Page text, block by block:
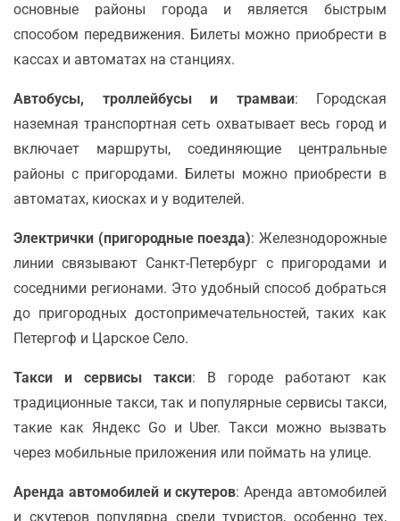
основные районы города и является быстрым
способом передвижения. Билеты можно приобрести в
кассах и автоматах на станциях.
Автобусы, троллейбусы и трамваи: Городская
наземная транспортная сеть охватывает весь город и
включает маршруты, соединяющие центральные
районы с пригородами. Билеты можно приобрести в
автоматах, киосках и у водителей.
Электрички (пригородные поезда): Железнодорожные
линии связывают Санкт-Петербург с пригородами и
соседними регионами. Это удобный способ добраться
до пригородных достопримечательностей, таких как
Петергоф и Царское Село.
Такси и сервисы такси: В городе работают как
традиционные такси, так и популярные сервисы такси,
такие как Яндекс Go и Uber. Такси можно вызвать
через мобильные приложения или поймать на улице.
Аренда автомобилей и скутеров: Аренда автомобилей
и скутеров популярна среди туристов, особенно тех,